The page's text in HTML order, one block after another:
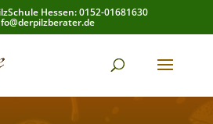
Hessen: 0152-01681630